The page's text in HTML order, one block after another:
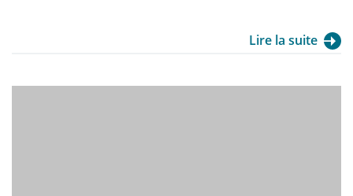
Lire la suite